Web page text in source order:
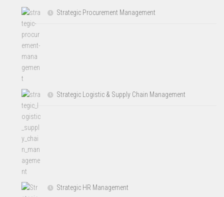
Strategic Procurement Management
Strategic Logistic & Supply Chain Management
Strategic HR Management